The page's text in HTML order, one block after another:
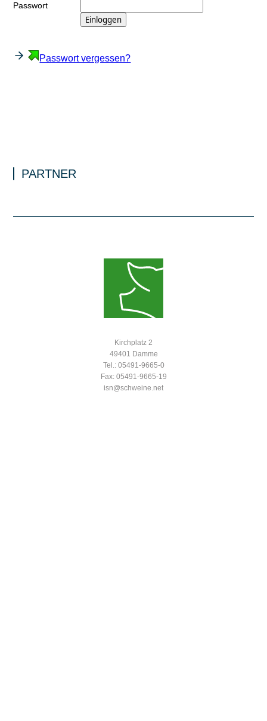
Passwort
Passwort vergessen?
PARTNER
Kirchplatz 2
49401 Damme
Tel.: 05491-9665-0
Fax: 05491-9665-19
isn@schweine.net